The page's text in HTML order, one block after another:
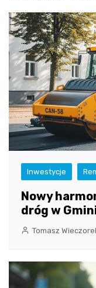
Inwestycje
Nowy
dróg w
Tomasz